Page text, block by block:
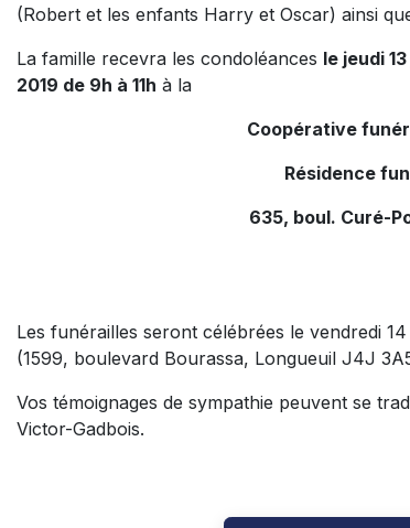
(Robert et les enfants Harry et Oscar) ainsi
La famille recevra les condoléances le jeudi
2019 de 9h à 11h à la
Coopérative
Résidence
635, boul. Curé-
Les funérailles seront célébrées le vendredi
(1599, boulevard Bourassa, Longueuil J4J
Vos témoignages de sympathie peuvent se
Victor-Gadbois.